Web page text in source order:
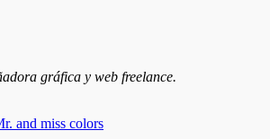
gráfica y web freelance.